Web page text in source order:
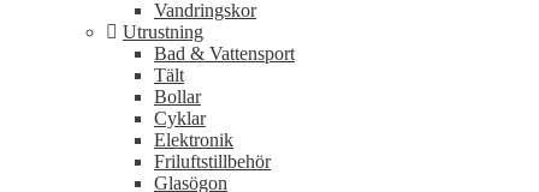
Vandringskor
Utrustning
Bad & Vattensport
Tält
Bollar
Cyklar
Elektronik
Friluftstillbehör
Glasögon